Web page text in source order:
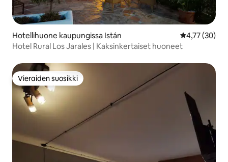
Hotellihuone kaupungissa Istán
4,77 (30)
Hotel Rural Los Jarales | Kaksinkertaiset huoneet
Vieraiden suosikki
Vieraiden suosikki